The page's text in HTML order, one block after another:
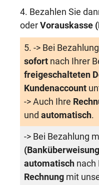
4. Bezahlen Sie
oder Vorauskasse
5. -> Bei
sofort nach Ihrer
freigeschalteten
Kundenaccount
-> Auch Ihre
und automatisch.
-> Bei Bezahlung
automatisch nach
Rechnung mit